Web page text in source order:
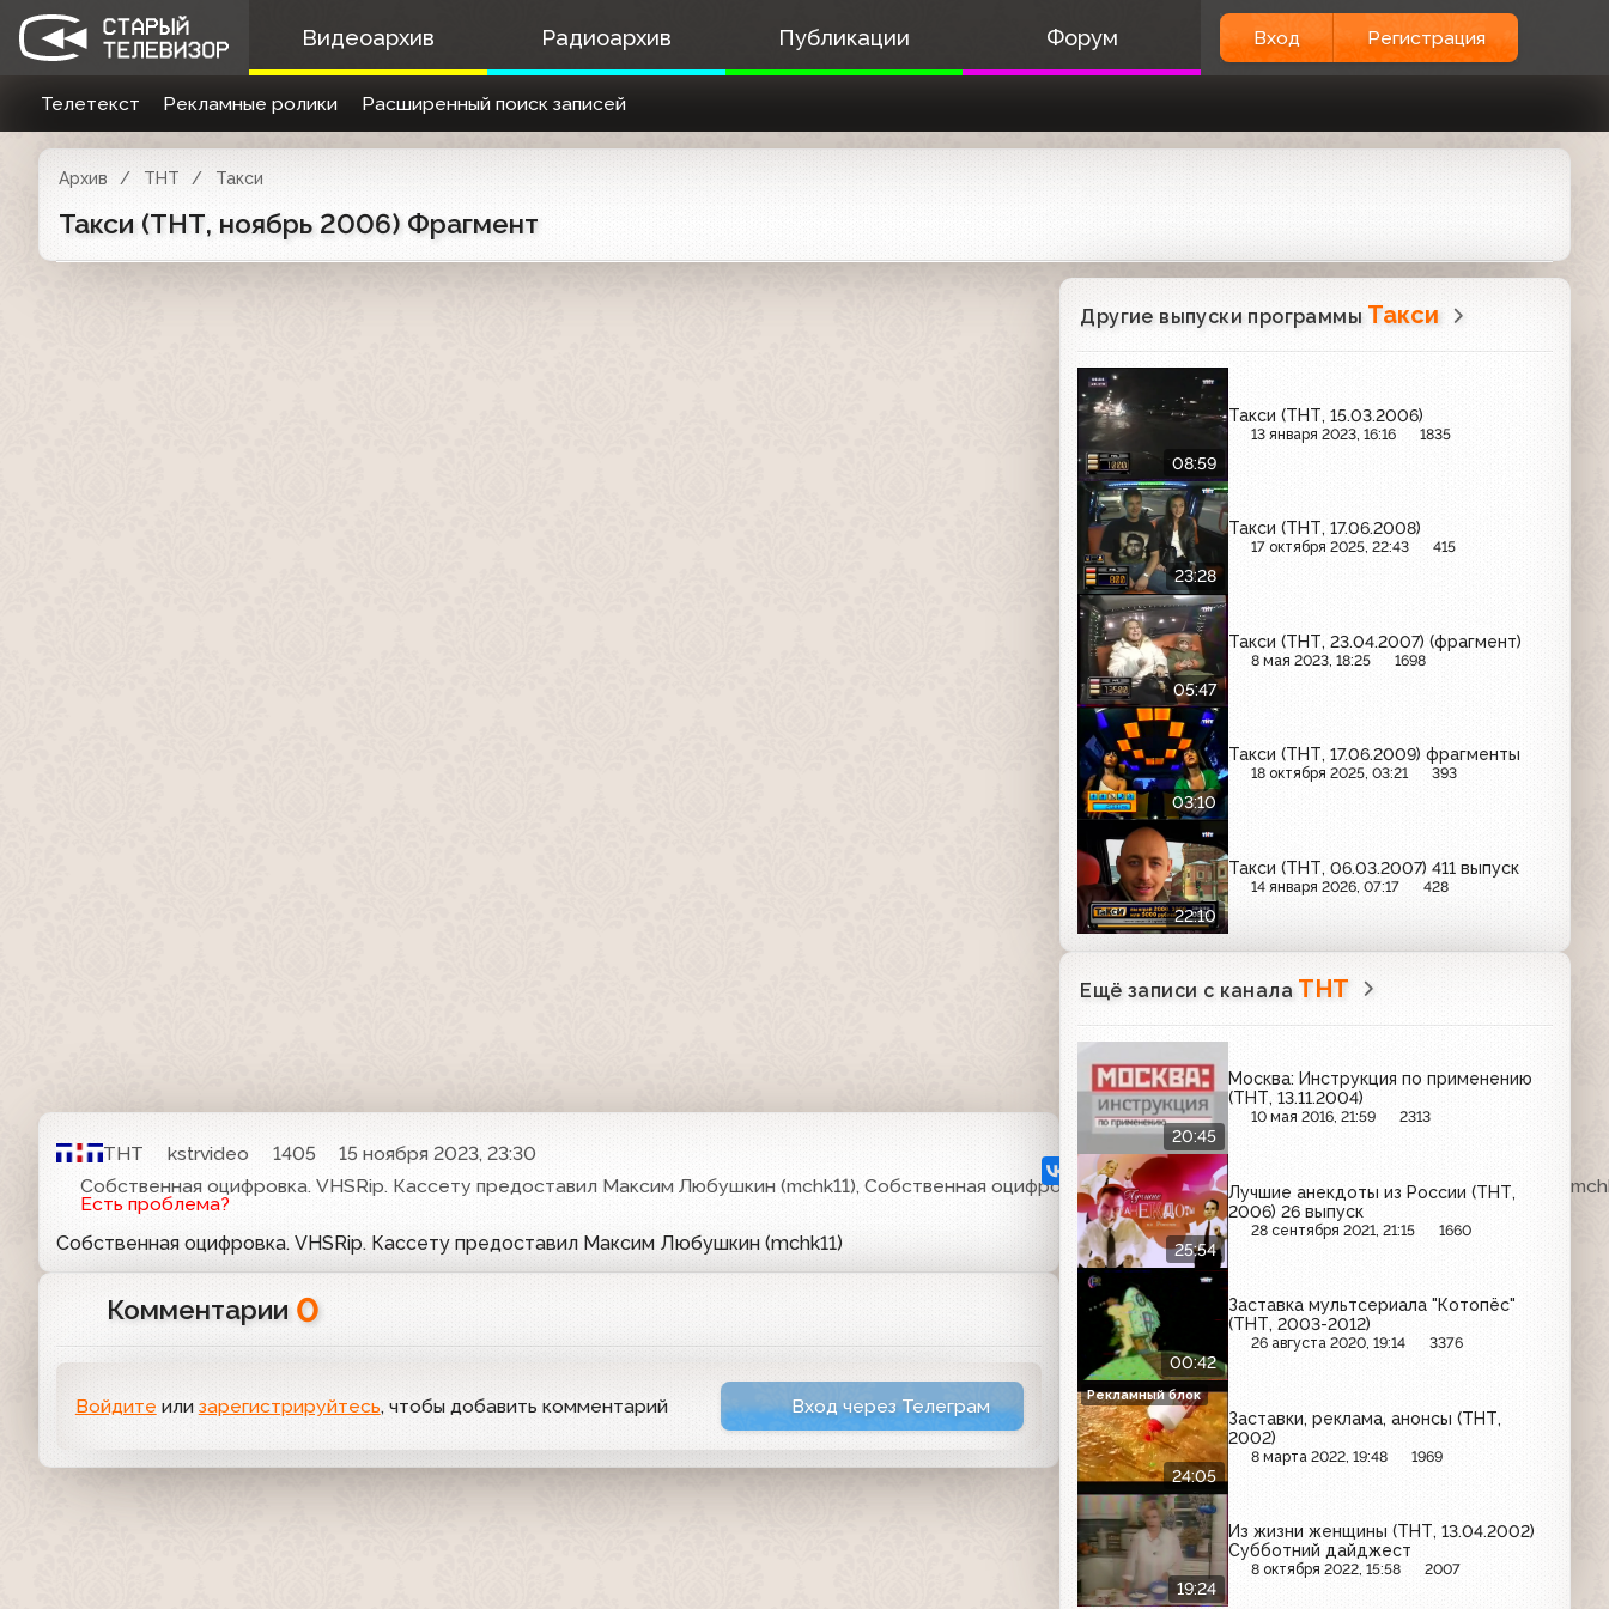
Видеоархив Радиоархив Публикации Форум Вход Регистрация
Телетекст Рекламные ролики Расширенный поиск записей
Архив ТНТ Такси
Такси (ТНТ, ноябрь 2006) Фрагмент
ТНТ kstrvideo 1405
15 ноября 2023, 23:30
Собственная оцифровка. VHSRip. Кассету предоставил Максим Любушкин (mchk11), Собственная оцифровка. VHSRip. Кассету предоставил Максим Любушкин
Есть проблема?
Собственная оцифровка. VHSRip. Кассету предоставил Максим Любушкин (mchk11)
Комментарии 0
Войдите или зарегистрируйтесь, чтобы добавить комментарий Вход через Телеграм
Другие выпуски программы Такси
08:59
Такси (ТНТ, 15.03.2006)
13 января 2023, 16:16 1835
23:28
Такси (ТНТ, 17.06.2008)
17 октября 2025, 22:43 415
05:47
Такси (ТНТ, 23.04.2007) (фрагмент)
8 мая 2023, 18:25 1698
03:10
Такси (ТНТ, 17.06.2009) фрагменты
18 октября 2025, 03:21 393
22:10
Такси (ТНТ, 06.03.2007) 411 выпуск
14 января 2026, 07:17 428
Ещё записи с канала ТНТ
20:45
Москва: Инструкция по применению
(ТНТ, 13.11.2004)
10 мая 2016, 21:59 2313
25:54
Лучшие анекдоты из России (ТНТ,
2006) 26 выпуск
28 сентября 2021, 21:15 1660
00:42
Заставка мультсериала "Котопёс"
(ТНТ, 2003-2012)
26 августа 2020, 19:14 3376
24:05
Заставки, реклама, анонсы (ТНТ,
2002)
8 марта 2022, 19:48 1969
Рекламный блок
19:24
Из жизни женщины (ТНТ, 13.04.2002)
Субботний дайджест
8 октября 2022, 15:58 2007